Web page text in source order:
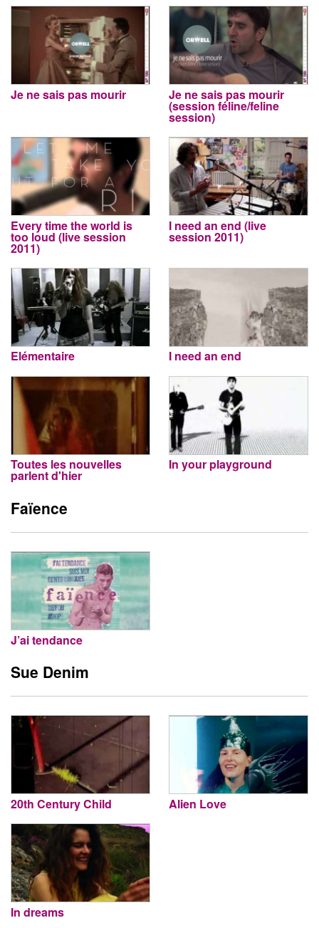
Je ne sais pas mourir Je ne sais pas mourir
(session féline/feline
session)
Every time the world is
too loud (live session
2011)
I need an end (live
session 2011)
Elémentaire I need an end
Toutes les nouvelles
parlent d'hier
In your playground
Faïence
J’ai tendance
Sue Denim
20th Century Child Alien Love
In dreams